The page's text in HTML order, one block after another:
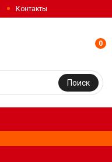
Контакты
Поиск
0